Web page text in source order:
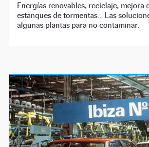
Energías renovables, reciclaje, mejora
estanques de tormentas… Las
algunas plantas para no contaminar.